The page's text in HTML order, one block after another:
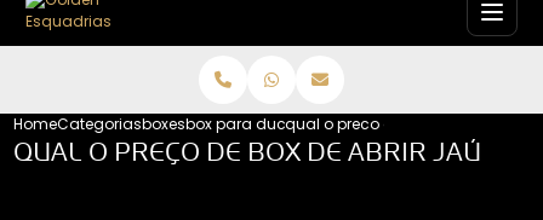
HomeCategoriasboxesbox para duchaqual o preco de box de abrir jau
QUAL O PREÇO DE BOX DE ABRIR JAÚ